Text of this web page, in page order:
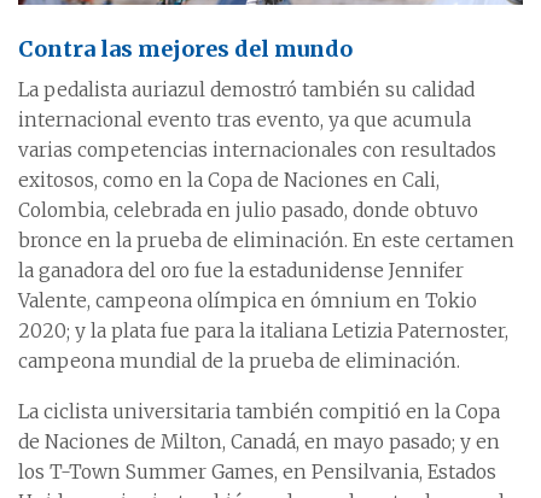
Contra las mejores del mundo
La pedalista auriazul demostró también su calidad
internacional evento tras evento, ya que acumula
varias competencias internacionales con resultados
exitosos, como en la Copa de Naciones en Cali,
Colombia, celebrada en julio pasado, donde obtuvo
bronce en la prueba de eliminación. En este certamen
la ganadora del oro fue la estadunidense Jennifer
Valente, campeona olímpica en ómnium en Tokio
2020; y la plata fue para la italiana Letizia Paternoster,
campeona mundial de la prueba de eliminación.
La ciclista universitaria también compitió en la Copa
de Naciones de Milton, Canadá, en mayo pasado; y en
los T-Town Summer Games, en Pensilvania, Estados